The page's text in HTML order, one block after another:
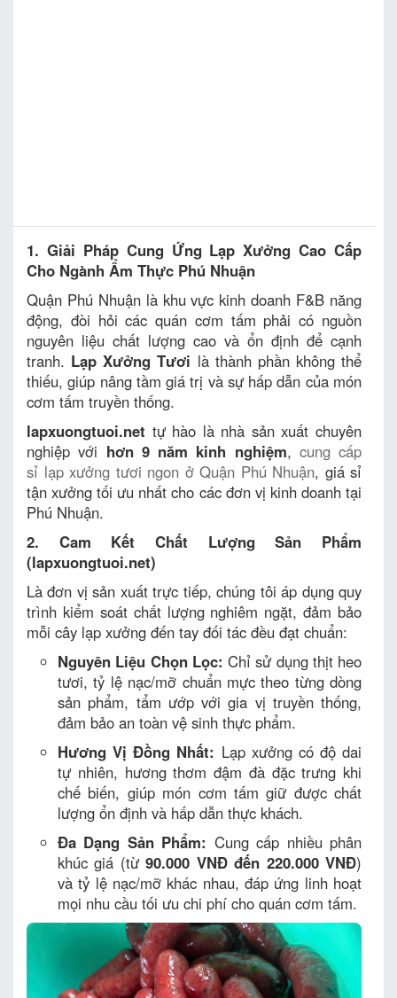
1. Giải Pháp Cung Ứng Lạp Xưởng Cao Cấp
Cho Ngành Ẩm Thực Phú Nhuận
Quận Phú Nhuận là khu vực kinh doanh F&B năng
động, đòi hỏi các quán cơm tấm phải có nguồn
nguyên liệu chất lượng cao và ổn định để cạnh
tranh. Lạp Xưởng Tươi là thành phần không thể
thiếu, giúp nâng tầm giá trị và sự hấp dẫn của món
cơm tấm truyền thống.
lapxuongtuoi.net tự hào là nhà sản xuất chuyên
nghiệp với hơn 9 năm kinh nghiệm, cung cấp
sỉ lạp xưởng tươi ngon ở Quận Phú Nhuận, giá sỉ
tận xưởng tối ưu nhất cho các đơn vị kinh doanh tại
Phú Nhuận.
2. Cam Kết Chất Lượng Sản Phẩm
(lapxuongtuoi.net)
Là đơn vị sản xuất trực tiếp, chúng tôi áp dụng quy
trình kiểm soát chất lượng nghiêm ngặt, đảm bảo
mỗi cây lạp xưởng đến tay đối tác đều đạt chuẩn:
Nguyên Liệu Chọn Lọc: Chỉ sử dụng thịt heo
tươi, tỷ lệ nạc/mỡ chuẩn mực theo từng dòng
sản phẩm, tẩm ướp với gia vị truyền thống,
đảm bảo an toàn vệ sinh thực phẩm.
Hương Vị Đồng Nhất: Lạp xưởng có độ dai
tự nhiên, hương thơm đậm đà đặc trưng khi
chế biến, giúp món cơm tấm giữ được chất
lượng ổn định và hấp dẫn thực khách.
Đa Dạng Sản Phẩm: Cung cấp nhiều phân
khúc giá (từ90.000 VNĐ đến 220.000 VNĐ)
và tỷ lệ nạc/mỡ khác nhau, đáp ứng linh hoạt
mọi nhu cầu tối ưu chi phí cho quán cơm tấm.